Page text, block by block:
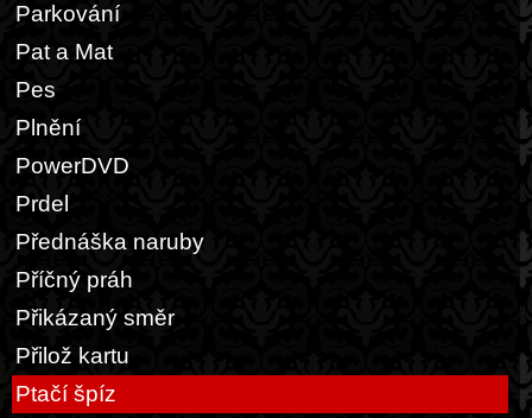
Parkování
Pat a Mat
Pes
Plnění
PowerDVD
Prdel
Přednáška naruby
Příčný práh
Přikázaný směr
Přilož kartu
Ptačí špíz